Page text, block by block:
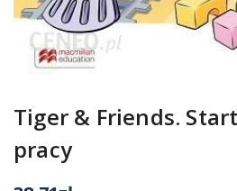
Tiger & Friends.
pracy